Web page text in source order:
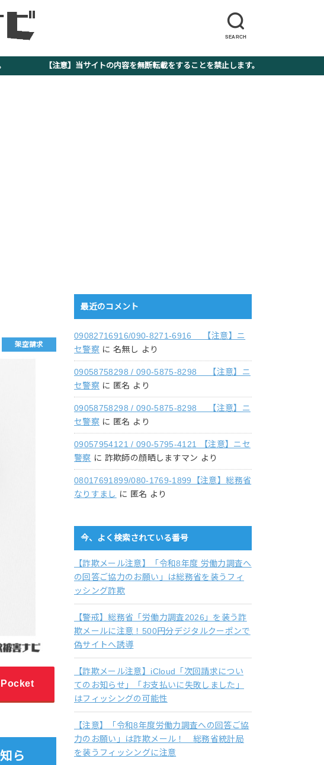
SEARCH
い。 【注意】当サイトの内容を無断転載をすることを禁止します。
架空請求
Pocket
ら
最近のコメント
09082716916/090-8271-6916 【注意】ニ
セ警察 に名無し より
09058758298 / 090-5875-8298 【注意】ニ
セ警察 に 匿名 より
09058758298 / 090-5875-8298 【注意】ニ
セ警察 に 匿名 より
09057954121 / 090-5795-4121 【注意】ニセ
警察 に 詐欺師の顔晒しますマン より
08017691899/080-1769-1899【注意】総務省
なりすまし に 匿名 より
今、よく検索されている番号
【詐欺メール注意】「令和8年度 労働力調査へ
の回答ご協力のお願い」は総務省を装うフィ
ッシング詐欺
【警戒】総務省「労働力調査2026」を装う詐
欺メールに注意！500円分デジタルクーポンで
偽サイトへ誘導
【詐欺メール注意】iCloud「次回請求につい
てのお知らせ」「お支払いに失敗しました」
はフィッシングの可能性
【注意】「令和8年度労働力調査への回答ご協
力のお願い」は詐欺メール！ 総務省統計局
を装うフィッシングに注意